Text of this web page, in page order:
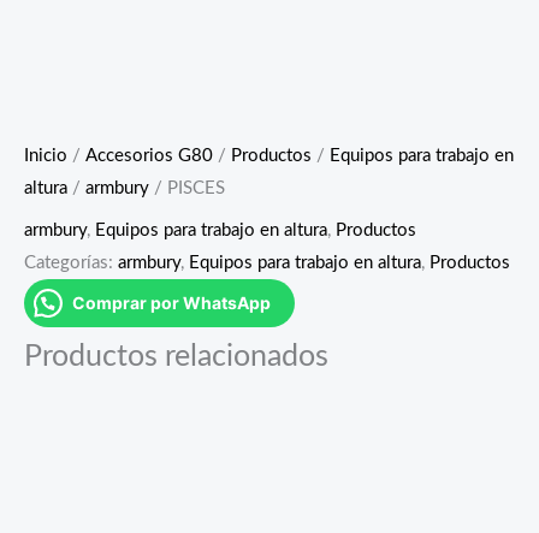
Inicio / Accesorios G80 / Productos / Equipos para trabajo en
altura / armbury / PISCES
armbury, Equipos para trabajo en altura, Productos
Categorías: armbury, Equipos para trabajo en altura, Productos
Comprar por WhatsApp
Productos relacionados